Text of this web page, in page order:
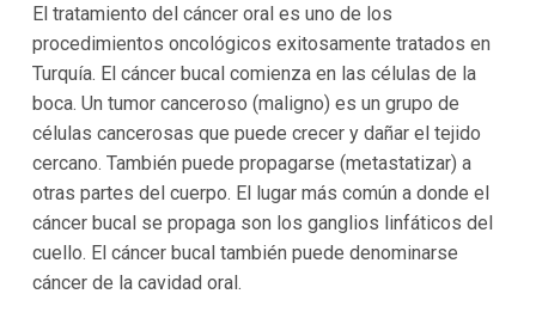
El tratamiento del cáncer oral es uno de los
procedimientos oncológicos exitosamente tratados en
Turquía. El cáncer bucal comienza en las células de la
boca. Un tumor canceroso (maligno) es un grupo de
células cancerosas que puede crecer y dañar el tejido
cercano. También puede propagarse (metastatizar) a
otras partes del cuerpo. El lugar más común a donde el
cáncer bucal se propaga son los ganglios linfáticos del
cuello. El cáncer bucal también puede denominarse
cáncer de la cavidad oral.